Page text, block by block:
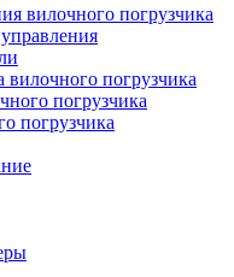
вилочного погрузчика
вилочного погрузчика
погрузчика
погрузчика